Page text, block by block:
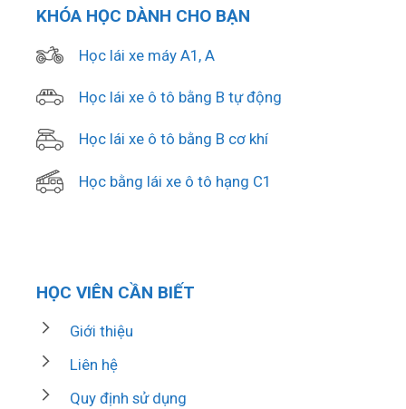
KHÓA HỌC DÀNH CHO BẠN
Học lái xe máy A1, A
Học lái xe ô tô bằng B tự động
Học lái xe ô tô bằng B cơ khí
Học bằng lái xe ô tô hạng C1
HỌC VIÊN CẦN BIẾT
Giới thiệu
Liên hệ
Quy định sử dụng